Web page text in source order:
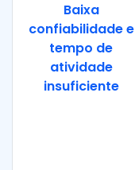
Baixa
confiabilidade e
tempo de
atividade
insuficiente